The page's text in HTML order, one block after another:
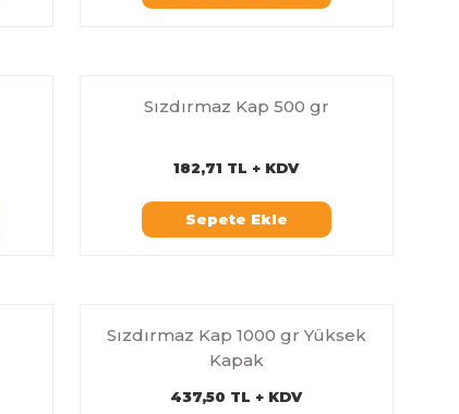
Sızdırmaz Kap 500 gr
182,71 TL + KDV
Sepete Ekle
Sızdırmaz Kap 1000 gr Yüksek
Kapak
437,50 TL + KDV